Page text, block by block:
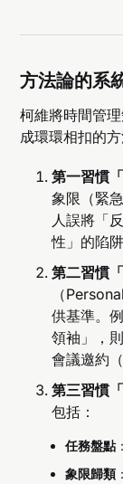
方法論的系
柯維將時間管
成環環相扣的方
第一習慣
象限（緊
人誤將「
性」的陷阱
第二習慣
（
供基準。
領袖」，
會議邀約
第三習慣
包括：
任務盤點
象限歸類